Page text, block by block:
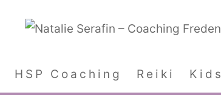
HSP Coaching Reiki Kids